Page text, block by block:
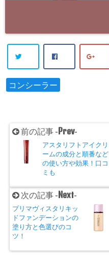
コンシーラー
前の記事 -Prev-
アスタリフトアイクリ
ームの成分と順番など
の使い方や効果！口コ
ミも
次の記事 -Next-
プリマヴィスタリキッ
ドファンデーションの
塗り方と色選びのコ
ツ！